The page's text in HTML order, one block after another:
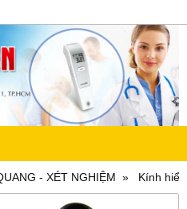
- XÉT NGHIỆM Kính